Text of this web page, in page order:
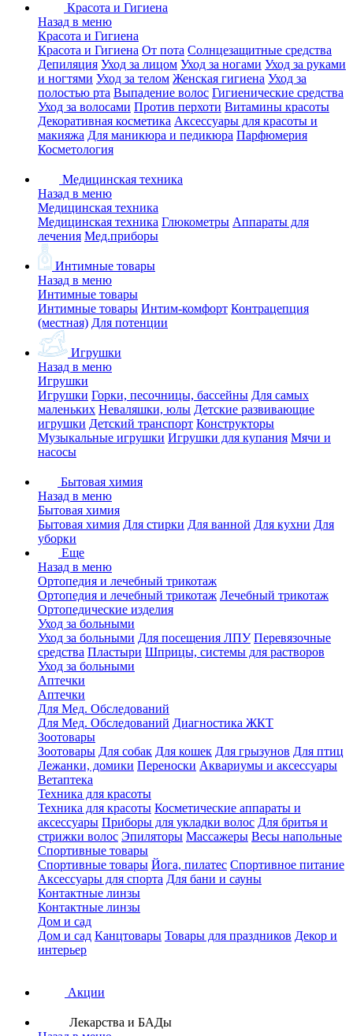
Красота и Гигиена
Назад в меню
Красота и Гигиена
Красота и Гигиена От пота Солнцезащитные средства
Депиляция Уход за лицом Уход за ногами Уход за руками
и ногтями Уход за телом Женская гигиена Уход за
полостью рта Выпадение волос Гигиенические средства
Уход за волосами Против перхоти Витамины красоты
Декоративная косметика Аксессуары для красоты и
макияжа Для маникюра и педикюра Парфюмерия
Косметология
Медицинская техника
Назад в меню
Медицинская техника
Медицинская техника Глюкометры Аппараты для
лечения Мед.приборы
Интимные товары
Назад в меню
Интимные товары
Интимные товары Интим-комфорт Контрацепция
(местная) Для потенции
Игрушки
Назад в меню
Игрушки
Игрушки Горки, песочницы, бассейны Для самых
маленьких Неваляшки, юлы Детские развивающие
игрушки Детский транспорт Конструкторы
Музыкальные игрушки Игрушки для купания Мячи и
насосы
Бытовая химия
Назад в меню
Бытовая химия
Бытовая химия Для стирки Для ванной Для кухни Для
уборки
Еще
Назад в меню
Ортопедия и лечебный трикотаж
Ортопедия и лечебный трикотаж Лечебный трикотаж
Ортопедические изделия
Уход за больными
Уход за больными Для посещения ЛПУ Перевязочные
средства Пластыри Шприцы, системы для растворов
Уход за больными
Аптечки
Аптечки
Для Мед. Обследований
Для Мед. Обследований Диагностика ЖКТ
Зоотовары
Зоотовары Для собак Для кошек Для грызунов Для птиц
Лежанки, домики Переноски Аквариумы и аксессуары
Ветаптека
Техника для красоты
Техника для красоты Косметические аппараты и
аксессуары Приборы для укладки волос Для бритья и
стрижки волос Эпиляторы Массажеры Весы напольные
Спортивные товары
Спортивные товары Йога, пилатес Спортивное питание
Аксессуары для спорта Для бани и сауны
Контактные линзы
Контактные линзы
Дом и сад
Дом и сад Канцтовары Товары для праздников Декор и
интерьер
Акции
Лекарства и БАДы